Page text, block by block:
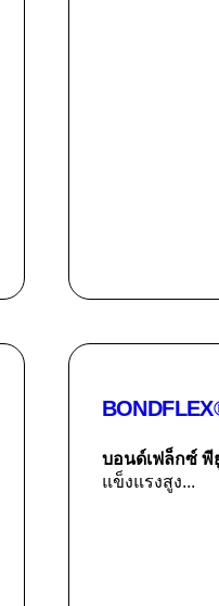
บอนด์เฟล็กซ์ พี
แข็งแรงสูง...